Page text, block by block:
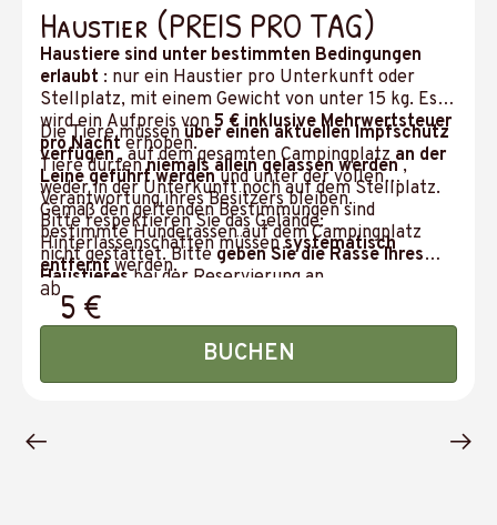
Haustier (PREIS PRO TAG)
Haustiere sind unter bestimmten Bedingungen
erlaubt : nur ein Haustier pro Unterkunft oder
Stellplatz, mit einem Gewicht von unter 15 kg. Es
wird ein Aufpreis von5 € inklusive Mehrwertsteuer
pro Nachterhoben.
Tiere dürfenniemals allein gelassen werden,
weder in der Unterkunft noch auf dem Stellplatz.
Die Tiere müssenüber einen aktuellen Impfschutz
verfügen, auf dem gesamten Campingplatzan der
Leine geführt werdenund unter der vollen
Verantwortung ihres Besitzers bleiben.
Bitte respektieren Sie das Gelände:
Hinterlassenschaften müssensystematisch
entferntwerden.
Gemäß den geltenden Bestimmungen sind
bestimmte Hunderassen auf dem Campingplatz
nicht gestattet. Bittegeben Sie die Rasse Ihres
Haustieresbei der Reservierung an.
ab5 €
BUCHEN